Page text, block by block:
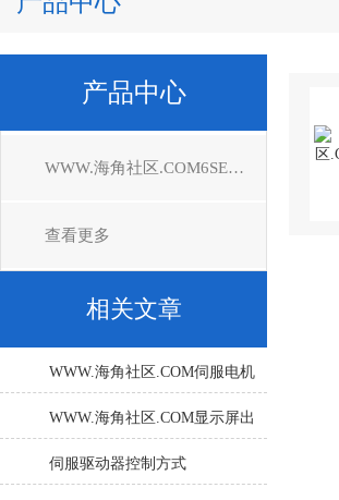
产品中心
WWW.海角社区.COM6SE70驱动器维修
查看更多
相关文章
WWW.海角社区.COM伺服电机
的防护等级和安全性能如何？
WWW.海角社区.COM显示屏出
现系统崩溃怎么解决
伺服驱动器控制方式